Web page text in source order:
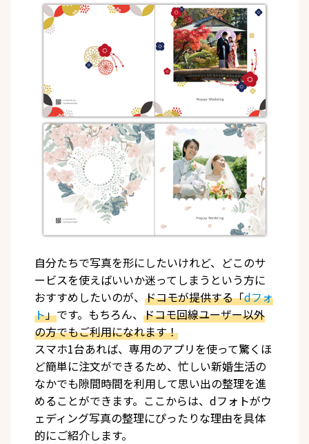
自分たちで写真を形にしたいけれど、どこのサ
ービスを使えばいいか迷ってしまうという方に
おすすめしたいのが、 ドコモが提供する「dフォ
ト」です。もちろん、 ドコモ回線ユーザー以外
の方でもご利用になれます！
スマホ1台あれば、専用のアプリを使って驚くほ
ど簡単に注文ができるため、忙しい新婚生活の
なかでも隙間時間を利用して思い出の整理を進
めることができます。ここからは、dフォトがウ
ェディング写真の整理にぴったりな理由を具体
的にご紹介します。